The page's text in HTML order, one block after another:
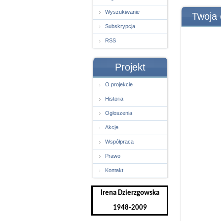
Wyszukiwanie
Subskrypcja
RSS
Projekt
O projekcie
Historia
Ogłoszenia
Akcje
Współpraca
Prawo
Kontakt
Irena Dzierzgowska
1948-2009
Twoja